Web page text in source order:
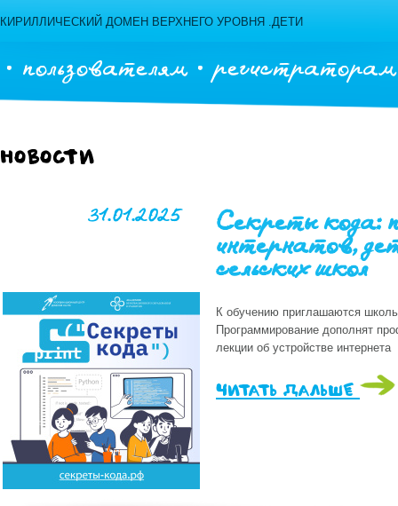
КИРИЛЛИЧЕСКИЙ ДОМЕН ВЕРХНЕГО УРОВНЯ .ДЕТИ
пользователям регистраторам
Новости
31.01.2025
Секреты кода:
интернатов,
сельских школ
К обучению приглашаются
Программирование дополнят
лекции об устройстве интернета
читать дальше